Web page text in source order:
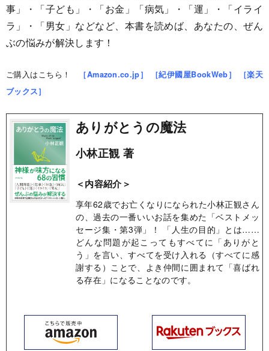
事」・「子ども」・「お金」「病気」・「運」・「イライ
ラ」・「男女」などなど、本書を読めば、あなたの、ぜん
ぶの悩みが解決します！
ご購入はこちら！ ［Amazon.co.jp］ ［紀伊國屋BookWeb］
［楽天
ブックス］
ありがとうの魔法
小林正観 著
＜内容紹介＞
享年62歳でお亡くなりになられた小林正観さん
の、過去の一番いいお話を集めた「ベストメッ
セージ集・第3弾」！ 「人生の目的」とは……
どんな問題が起こってもすべてに「ありがと
う」を言い、すべてを受け入れる（すべてに感
謝する）ことで、よき仲間に囲まれて「喜ばれ
る存在」になることなのです。